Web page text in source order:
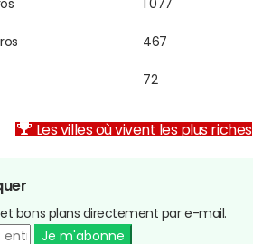
1 077
467
72
Les villes où vivent les plus riches
bons plans directement par e-mail.
Je m'abonne